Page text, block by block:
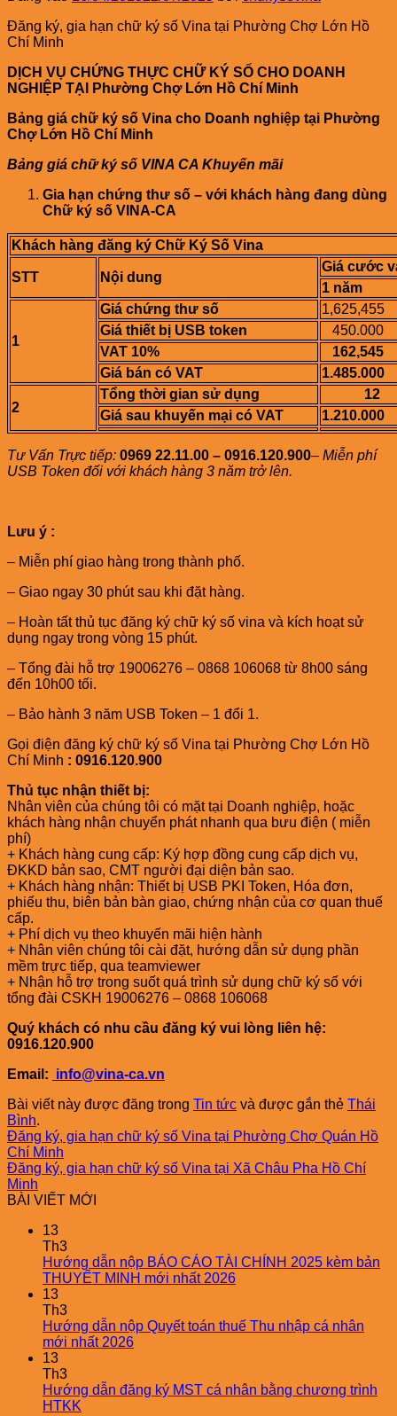
Đăng ký, gia hạn chữ ký số Vina tại Phường Chợ Lớn Hồ
Chí Minh
DỊCH VỤ CHỨNG THỰC CHỮ KÝ SỐ CHO DOANH
NGHIỆP TẠI Phường Chợ Lớn Hồ Chí Minh
Bảng giá chữ ký số Vina cho Doanh nghiệp tại Phường
Chợ Lớn Hồ Chí Minh
Bảng giá chữ ký số VINA CA Khuyến mãi
Gia hạn chứng thư số – với khách hàng đang dùng
Chữ ký số VINA-CA
Khách hàng đăng ký Chữ Ký Số Vina
STT Nội dung
Giá cước
1 năm
1
Giá chứng thư số
1,625,455
Giá thiết bị USB token
450.000
VAT 10%
162,545
Giá bán có VAT
1.485.000
2
Tổng thời gian sử dụng
12
Giá sau khuyến mại có VAT
1.210.000
Tư Vấn Trực tiếp: 0969 22.11.00 – 0916.120.900– Miễn phí
USB Token đối với khách hàng 3 năm trở lên.
Lưu ý :
– Miễn phí giao hàng trong thành phố.
– Giao ngay 30 phút sau khi đặt hàng.
– Hoàn tất thủ tục đăng ký chữ ký số vina và kích hoạt sử
dụng ngay trong vòng 15 phút.
– Tổng đài hỗ trợ 19006276 – 0868 106068 từ 8h00 sáng
đến 10h00 tối.
– Bảo hành 3 năm USB Token – 1 đổi 1.
Gọi điện đăng ký chữ ký số Vina tại Phường Chợ Lớn Hồ
Chí Minh : 0916.120.900
Thủ tục nhận thiết bị:
Nhân viên của chúng tôi có mặt tại Doanh nghiệp, hoặc
khách hàng nhận chuyển phát nhanh qua bưu điện ( miễn
phí)
+ Khách hàng cung cấp: Ký hợp đồng cung cấp dịch vụ,
ĐKKD bản sao, CMT người đại diện bản sao.
+ Khách hàng nhận: Thiết bị USB PKI Token, Hóa đơn,
phiếu thu, biên bản bàn giao, chứng nhận của cơ quan thuế
cấp.
+ Phí dịch vụ theo khuyến mãi hiện hành
+ Nhân viên chúng tôi cài đặt, hướng dẫn sử dụng phần
mềm trực tiếp, qua teamviewer
+ Nhận hỗ trợ trong suốt quá trình sử dụng chữ ký số với
tổng đài CSKH 19006276 – 0868 106068
Quý khách có nhu cầu đăng ký vui lòng liên hệ:
0916.120.900
Email: info@vina-ca.vn
Bài viết này được đăng trong Tin tức và được gắn thẻ Thái
Bình.
Đăng ký, gia hạn chữ ký số Vina tại Phường Chợ Quán Hồ
Chí Minh
Đăng ký, gia hạn chữ ký số Vina tại Xã Châu Pha Hồ Chí
Minh
BÀI VIẾT MỚI
13
Th3
Hướng dẫn nộp BÁO CÁO TÀI CHÍNH 2025 kèm bản
THUYẾT MINH mới nhất 2026
13
Th3
Hướng dẫn nộp Quyết toán thuế Thu nhập cá nhân
mới nhất 2026
13
Th3
Hướng dẫn đăng ký MST cá nhân bằng chương trình
HTKK